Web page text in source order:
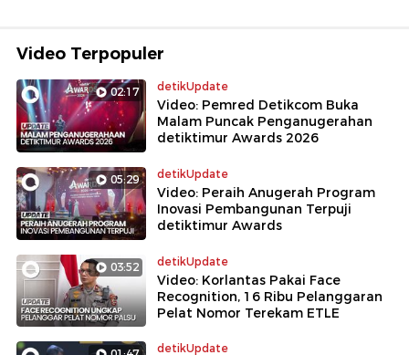
Video Terpopuler
02:17 detikUpdate
Video: Pemred Detikcom Buka
Malam Puncak Penganugerahan
detiktimur Awards 2026
05:29 detikUpdate
Video: Peraih Anugerah Program
Inovasi Pembangunan Terpuji
detiktimur Awards
03:52 detikUpdate
Video: Korlantas Pakai Face
Recognition, 16 Ribu Pelanggaran
Pelat Nomor Terekam ETLE
detikUpdate